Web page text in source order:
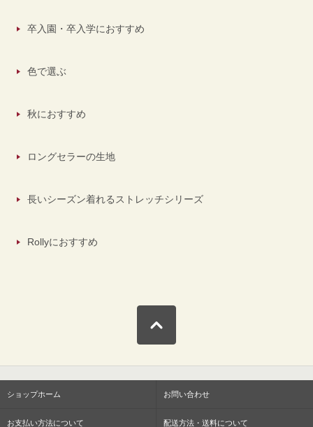
卒入園・卒入学におすすめ
色で選ぶ
秋におすすめ
ロングセラーの生地
長いシーズン着れるストレッチシリーズ
Rollyにおすすめ
ショップホーム お問い合わせ
お支払い方法について 配送方法・送料について